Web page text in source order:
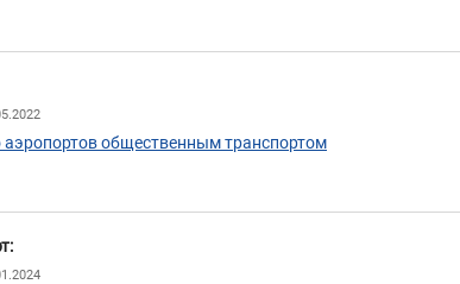
общественным транспортом